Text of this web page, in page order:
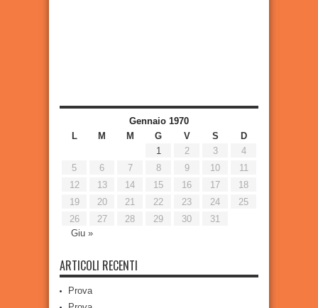
Gennaio 1970
L
M M G V S
D
1
2 3
4
5
6 7 8 9 10
11
12
13 14 15 16 17
18
19
20 21 22 23 24
25
26
27 28 29 30
31
Giu »
ARTICOLI RECENTI
Prova